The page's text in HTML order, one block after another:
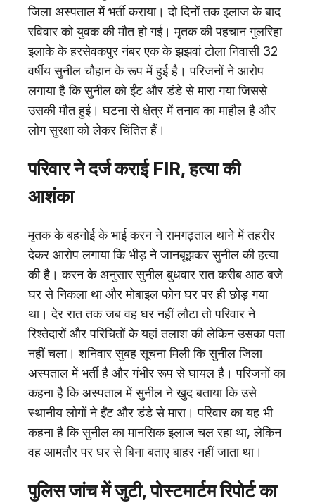
जिला अस्पताल में भर्ती कराया। दो दिनों तक इलाज के बाद
रविवार को युवक की मौत हो गई। मृतक की पहचान गुलरिहा
इलाके के हरसेवकपुर नंबर एक के झझवां टोला निवासी 32
वर्षीय सुनील चौहान के रूप में हुई है। परिजनों ने आरोप
लगाया है कि सुनील को ईंट और डंडे से मारा गया जिससे
उसकी मौत हुई। घटना से क्षेत्र में तनाव का माहौल है और
लोग सुरक्षा को लेकर चिंतित हैं।
परिवार ने दर्ज कराई FIR, हत्या की
आशंका
मृतक के बहनोई के भाई करन ने रामगढ़ताल थाने में तहरीर
देकर आरोप लगाया कि भीड़ ने जानबूझकर सुनील की हत्या
की है। करन के अनुसार सुनील बुधवार रात करीब आठ बजे
घर से निकला था और मोबाइल फोन घर पर ही छोड़ गया
था। देर रात तक जब वह घर नहीं लौटा तो परिवार ने
रिश्तेदारों और परिचितों के यहां तलाश की लेकिन उसका पता
नहीं चला। शनिवार सुबह सूचना मिली कि सुनील जिला
अस्पताल में भर्ती है और गंभीर रूप से घायल है। परिजनों का
कहना है कि अस्पताल में सुनील ने खुद बताया कि उसे
स्थानीय लोगों ने ईंट और डंडे से मारा। परिवार का यह भी
कहना है कि सुनील का मानसिक इलाज चल रहा था, लेकिन
वह आमतौर पर घर से बिना बताए बाहर नहीं जाता था।
पुलिस जांच में जुटी, पोस्टमार्टम रिपोर्ट का